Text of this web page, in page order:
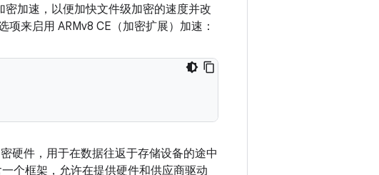
加速，以便加快文件级加密的速度并改
来启用 ARMv8 CE（加密扩展）加速：
硬件，用于在数据往返于存储设备的途中
个框架，允许在提供硬件和供应商驱动